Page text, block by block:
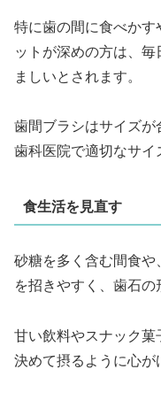
特に歯の間に食べか
ットが深めの方は、
ましいとされます。
歯間ブラシはサイズが
歯科医院で適切なサイ
食生活を見直す
砂糖を多く含む間食
を招きやすく、歯石の
甘い飲料やスナック
決めて摂るように心が